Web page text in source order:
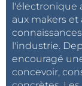
l'électronique
aux makers
l'industrie.
encouragé
concevoir,